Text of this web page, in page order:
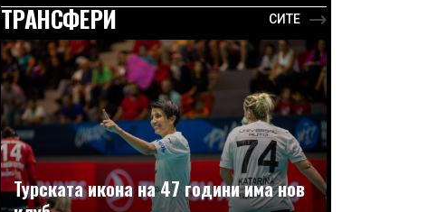
ТРАНСФЕРИ СИТЕ
Турската икона на 47 години има нов